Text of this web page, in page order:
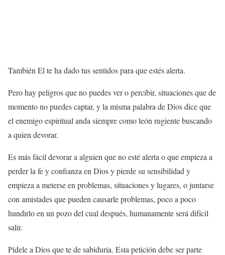
También El te ha dado tus sentidos para que estés alerta.
Pero hay peligros que no puedes ver o percibir, situaciones que de
momento no puedes captar, y la misma palabra de Dios dice que
el enemigo espiritual anda siempre como león rugiente buscando
a quien devorar.
Es más fácil devorar a alguien que no esté alerta o que empieza a
perder la fe y confianza en Dios y pierde su sensibilidad y
empieza a meterse en problemas, situaciones y lugares, o juntarse
con amistades que pueden causarle problemas, poco a poco
hundirlo en un pozo del cual después, humanamente será difícil
salir.
Pídele a Dios que te de sabiduría. Esta petición debe ser parte